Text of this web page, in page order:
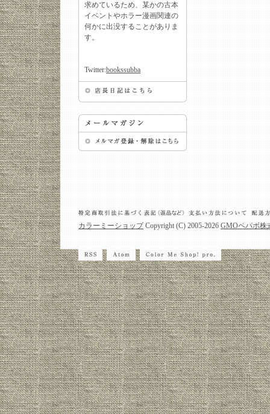
求めているため、某かの古本
イベントやホラー漫画関連の
何かに出没することがありま
す。
Twitter:bookssubba
カラーミーショップCopyright (C) 2005-2026 GMOペパボ株